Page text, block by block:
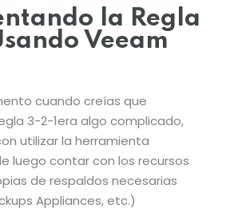
la Regla
Veeam
cuando creías que
3-2-1era algo complicado,
utilizar la herramienta
luego contar con los recursos
de respaldos necesarias
Appliances, etc.)